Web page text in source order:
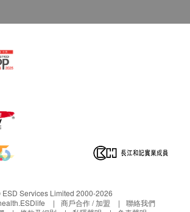
三個月內不提取報告，所有報告一律
內)，將收取$150行政費。註意：複
擔郵寄報告之風險。
並非作為醫務診斷或治療用途
查/服務並非作為醫務診斷或治療用
資格的醫生，作出診斷及治療。
Services Limited 2000-2026
商戶合作 / 加盟
聯絡我們